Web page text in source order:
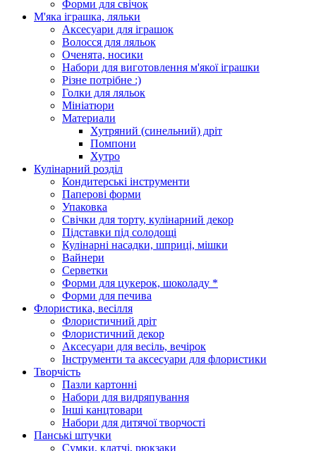
Форми для свічок
М'яка іграшка, ляльки
Аксесуари для іграшок
Волосся для ляльок
Оченята, носики
Набори для виготовлення м'якої іграшки
Різне потрібне :)
Голки для ляльок
Мініатюри
Материали
Хутряний (синельний) дріт
Помпони
Хутро
Кулінарний розділ
Кондитерські інструменти
Паперові форми
Упаковка
Свічки для торту, кулінарний декор
Підставки під солодощі
Кулінарні насадки, шприці, мішки
Вайнери
Серветки
Форми для цукерок, шоколаду *
Форми для печива
Флористика, весілля
Флористичний дріт
Флористичний декор
Аксесуари для весіль, вечірок
Інструменти та аксесуари для флористики
Творчість
Пазли картонні
Набори для видряпування
Інші канцтовари
Набори для дитячої творчості
Панські штучки
Сумки, клатчі, рюкзаки